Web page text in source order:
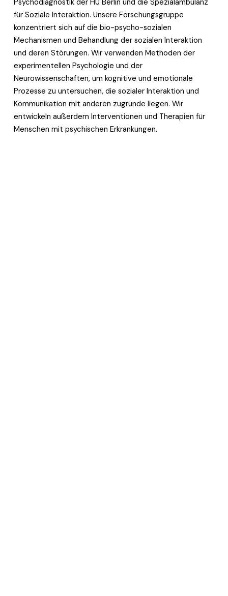
für Soziale Interaktion. Unsere Forschungsgruppe
konzentriert sich auf die bio-psycho-sozialen
Mechanismen und Behandlung der sozialen Interaktion
und deren Störungen. Wir verwenden Methoden der
experimentellen Psychologie und der
Neurowissenschaften, um kognitive und emotionale
Prozesse zu untersuchen, die sozialer Interaktion und
Kommunikation mit anderen zugrunde liegen. Wir
entwickeln außerdem Interventionen und Therapien für
Menschen mit psychischen Erkrankungen.